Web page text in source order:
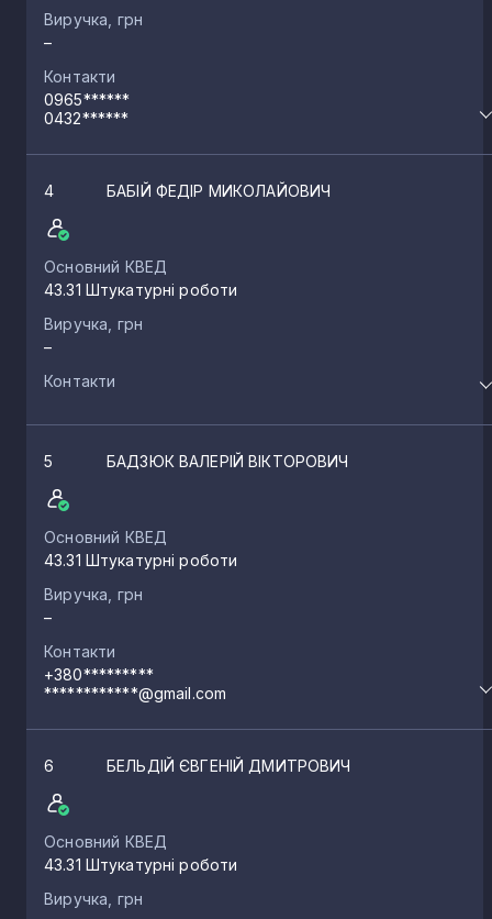
Виручка, грн
–
Контакти
0965******
0432******
4 БАБІЙ ФЕДІР МИКОЛАЙОВИЧ
Основний КВЕД
43.31 Штукатурні роботи
Виручка, грн
–
Контакти
5 БАДЗЮК ВАЛЕРІЙ ВІКТОРОВИЧ
Основний КВЕД
43.31 Штукатурні роботи
Виручка, грн
–
Контакти
+380*********
************@gmail.com
6 БЕЛЬДІЙ ЄВГЕНІЙ ДМИТРОВИЧ
Основний КВЕД
43.31 Штукатурні роботи
Виручка, грн